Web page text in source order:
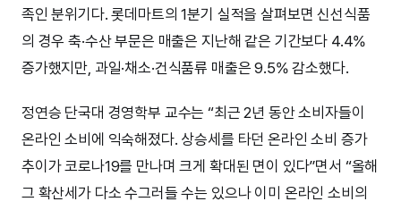
족인 분위기다. 롯데마트의 1분기 실적을 살펴보면 신선식품
의 경우 축·수산 부문은 매출은 지난해 같은 기간보다 4.4%
증가했지만, 과일·채소·건식품류 매출은 9.5% 감소했다.
정연승 단국대 경영학부 교수는 “최근 2년 동안 소비자들이
온라인 소비에 익숙해졌다. 상승세를 타던 온라인 소비 증가
추이가 코로나19를 만나며 크게 확대된 면이 있다”면서 “올해
그 확산세가 다소 수그러들 수는 있으나 이미 온라인 소비의